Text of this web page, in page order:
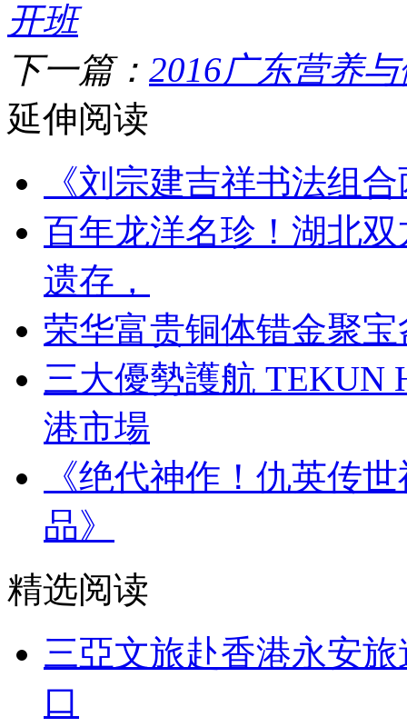
开班
下一篇： 2016广东营养
延伸阅读
《刘宗建吉祥书法组
百年龙洋名珍！湖北
遗存，
荣华富贵铜体错金聚
三大優勢護航 TEKUN
港市場
《绝代神作！仇英传
品》
精选阅读
三亞文旅赴香港永安
口